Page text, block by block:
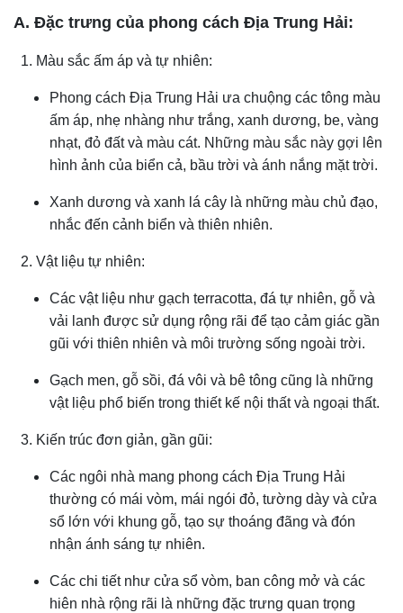
A. Đặc trưng của phong cách Địa Trung Hải:
1. Màu sắc ấm áp và tự nhiên:
Phong cách Địa Trung Hải ưa chuộng các tông màu
ấm áp, nhẹ nhàng như trắng, xanh dương, be, vàng
nhạt, đỏ đất và màu cát. Những màu sắc này gợi lên
hình ảnh của biển cả, bầu trời và ánh nắng mặt trời.
Xanh dương và xanh lá cây là những màu chủ đạo,
nhắc đến cảnh biển và thiên nhiên.
2. Vật liệu tự nhiên:
Các vật liệu như gạch terracotta, đá tự nhiên, gỗ và
vải lanh được sử dụng rộng rãi để tạo cảm giác gần
gũi với thiên nhiên và môi trường sống ngoài trời.
Gạch men, gỗ sồi, đá vôi và bê tông cũng là những
vật liệu phổ biến trong thiết kế nội thất và ngoại thất.
3. Kiến trúc đơn giản, gần gũi:
Các ngôi nhà mang phong cách Địa Trung Hải
thường có mái vòm, mái ngói đỏ, tường dày và cửa
sổ lớn với khung gỗ, tạo sự thoáng đãng và đón
nhận ánh sáng tự nhiên.
Các chi tiết như cửa sổ vòm, ban công mở và các
hiên nhà rộng rãi là những đặc trưng quan trọng